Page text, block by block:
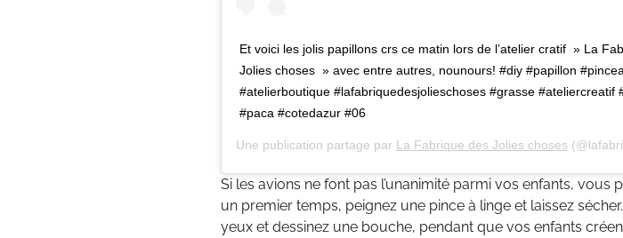
Et voici les jolis papillons crs ce matin lors de l’atelier cratif » La
Jolies choses » avec entre autres, nounours! #diy #papillon
#atelierboutique #lafabriquedesjolieschoses #grasse #ateliercreatif
#paca #cotedazur #06
Une publication partage par La Fabrique des Jolies choses
Si les avions ne font pas l’unanimité parmi vos enfants,
un premier temps, peignez une pince à linge et laissez
yeux et dessinez une bouche, pendant que vos enfants